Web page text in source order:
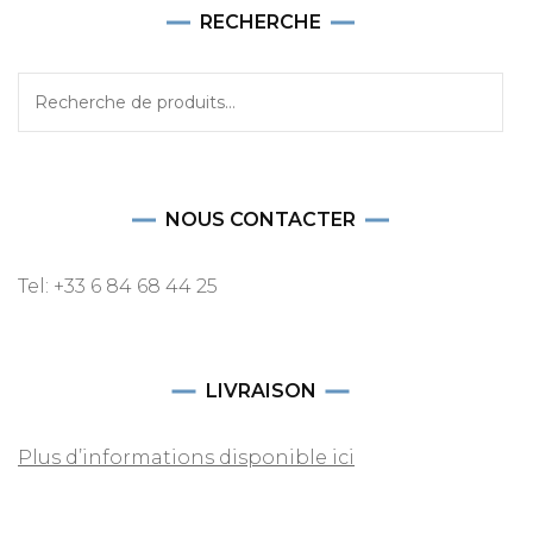
RECHERCHE
NOUS CONTACTER
Tel: +33 6 84 68 44 25
LIVRAISON
Plus d’informations disponible ici